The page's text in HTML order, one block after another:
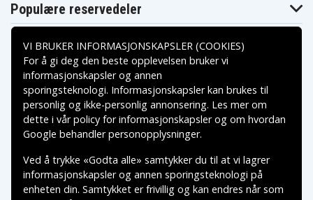
Populære reservedeler
Betalingsalternativer
Leveringsalternativer
VI BRUKER INFORMASJONSKAPSLER (COOKIES)
For å gi deg den beste opplevelsen bruker vi
informasjonskapsler og annen
sporingsteknologi. Informasjonskapsler kan brukes til
personlig og ikke-personlig annonsering. Les mer om
dette i vårpolicy for informasjonskapslerog om hvordan
Google behandler personopplysninger.
Ved å trykke «Godta alle» samtykker du til at vi lagrer
informasjonskapsler og annen sporingsteknologi på
enheten din. Samtykket er frivillig og kan endres når som